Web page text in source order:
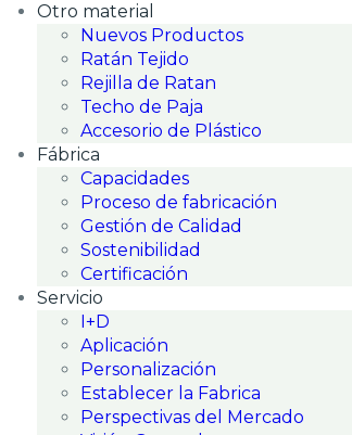
Otro material
Nuevos Productos
Ratán Tejido
Rejilla de Ratan
Techo de Paja
Accesorio de Plástico
Fábrica
Capacidades
Proceso de fabricación
Gestión de Calidad
Sostenibilidad
Certificación
Servicio
I+D
Aplicación
Personalización
Establecer la Fabrica
Perspectivas del Mercado